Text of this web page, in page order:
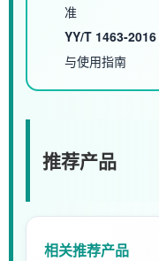
准
YY/T 1463-2016
与使用指南
推荐产品
相关推荐产品